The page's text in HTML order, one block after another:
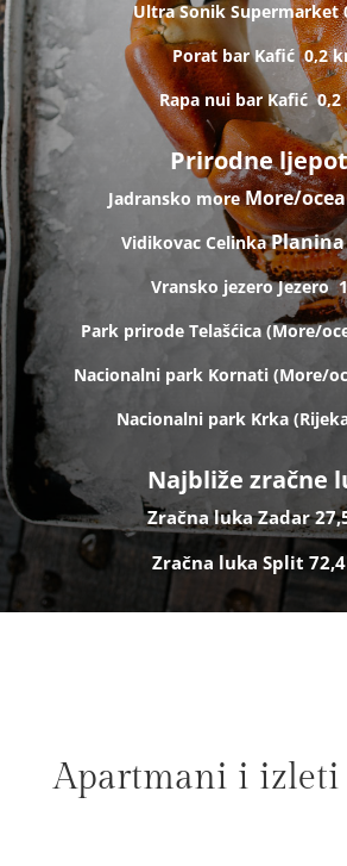
Ultra Sonik Supermarket
Porat barKafić0,2
Rapa nui barKafić
Prirodne
Jadransko moreMore/
Vidikovac Celinka
Vransko jezeroJezero
Park prirode Telašćica (More/
Nacionalni park Kornati (More/
Nacionalni park Krka (R
Najbliže zračne
Zračna luka Zadar
Zračna luka Split
Apartmani i izleti